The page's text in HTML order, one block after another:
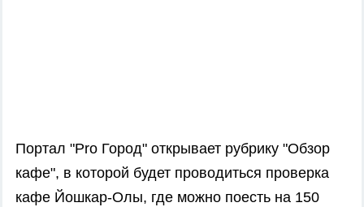
Портал "Pro Город" открывает рубрику "Обзор
кафе", в которой будет проводиться проверка
кафе Йошкар-Олы, где можно поесть на 150